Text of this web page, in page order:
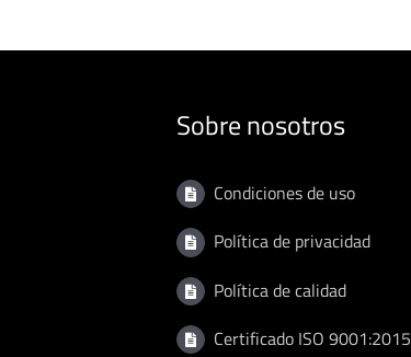
Sobre nosotros
Condiciones de uso
Política de privacidad
Política de calidad
Certificado ISO 9001:2015